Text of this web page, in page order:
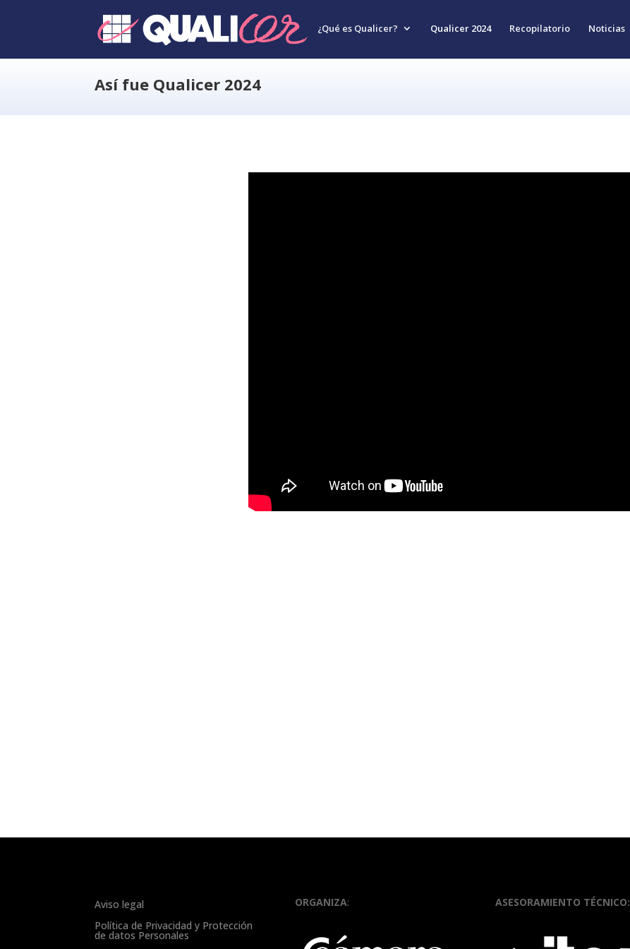
¿Qué es Qualicer? Qualicer 2024 Recopilatorio Noticias
Así fue Qualicer 2024
Aviso legal
Política de Privacidad y Protección
de datos Personales
ORGANIZA: ASESORAMIENTO TÉCNICO: